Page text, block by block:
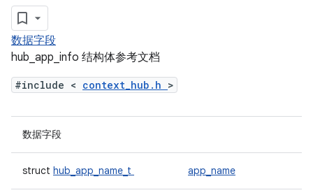
数据字段
hub_app_info 结构体参考文档
#include < context_hub.h >
数据字段
struct hub_app_name_t app_name